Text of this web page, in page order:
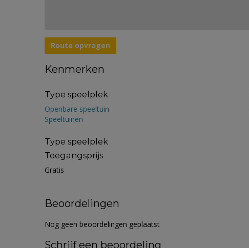
Route opvragen
Kenmerken
Type speelplek
Openbare speeltuin
Speeltuinen
Type speelplek
Toegangsprijs
Gratis
Beoordelingen
Nog geen beoordelingen geplaatst
Schrijf een beoordeling